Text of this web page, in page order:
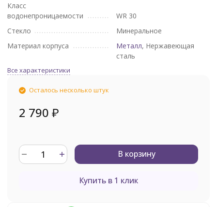
Класс
водонепроницаемости
WR 30
Стекло
Минеральное
Материал корпуса
Металл, Нержавеющая
сталь
Все характеристики
Осталось несколько штук
2 790 ₽
В корзину
Купить в 1 клик